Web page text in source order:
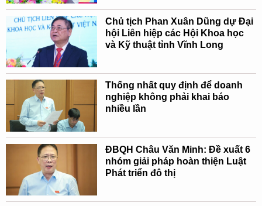
Chủ tịch Phan Xuân Dũng dự Đại
hội Liên hiệp các Hội Khoa học
và Kỹ thuật tỉnh Vĩnh Long
Thống nhất quy định để doanh
nghiệp không phải khai báo
nhiều lần
ĐBQH Châu Văn Minh: Đề xuất 6
nhóm giải pháp hoàn thiện Luật
Phát triển đô thị